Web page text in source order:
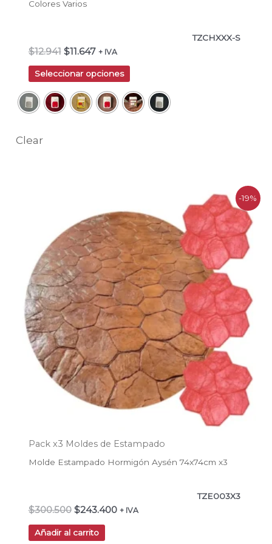
Colores Varios
TZCHXXX-S
$12.941 $11.647 + IVA
Seleccionar opciones
Clear
-19%
Pack x3 Moldes de Estampado
Molde Estampado Hormigón Aysén 74x74cm x3
TZE003X3
$300.500
original
era:
$300.500.
$243.400
actual
es:
$243.400.
+ IVA
Añadir al carrito